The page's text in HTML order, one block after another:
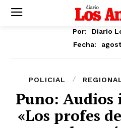
Por:
Diario
Fecha:
POLICIAL
Puno:
«Los profes